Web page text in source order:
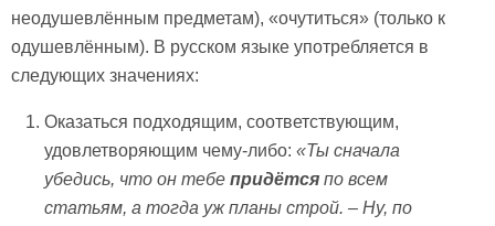
неодушевлённым предметам), «очутиться» (только к
одушевлённым). В русском языке употребляется в
следующих значениях:
Оказаться подходящим, соответствующим,
удовлетворяющим чему-либо:«Ты сначала
убедись, что он тебепридётся по всем
статьям, а тогда уж планы строй. – Ну, по